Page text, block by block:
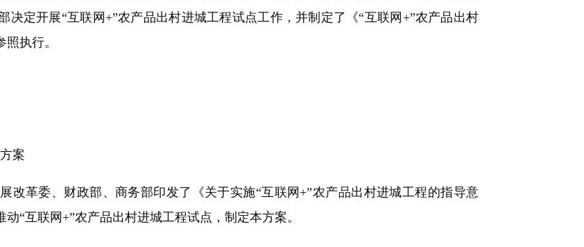
决定开展“互联网+”农产品出村进城工程试点工作，并制定了《“互联网+”农产品出村
执行。
案
革委、财政部、商务部印发了《关于实施“互联网+”农产品出村进城工程的指导意
“互联网+”农产品出村进城工程试点，制定本方案。